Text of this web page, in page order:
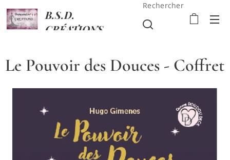
B.S.D.
CRÉATIONS
Rechercher
Le Pouvoir des Douces - Coffret